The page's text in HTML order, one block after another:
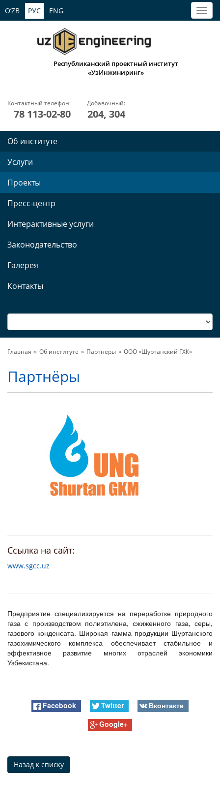
O’ZB РУС ENG
Республиканский проектный институт
«УзИнжиниринг»
Контактный телефон:
78 113-02-80
Добавочный:
204, 304
Об институте
Услуги
Проекты
Пресс-центр
Интерактивные услуги
Законодательство
Галерея
Контакты
Главная Об институте Партнёры ООО «Шуртанский ГХК»
Партнёры
Ссылка на сайт:
www.sgcc.uz
Предприятие специализируется на переработке природного
газа с производством полиэтилена, сжиженного газа, серы,
газового конденсата. Широкая гамма продукции Шуртанского
газохимического комплекса обеспечивает стабильное и
эффективное развитие многих отраслей экономики
Узбекистана.
Facebook Twitter
Вконтакте
Google+
Назад к списку